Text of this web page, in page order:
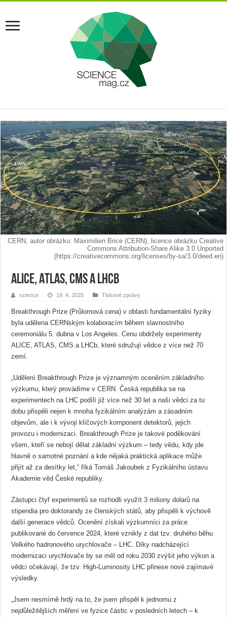
CERN, autor obrázku: Maximilien Brice (CERN), licence obrázku Creative
Commons Attribution-Share Alike 3.0 Unported
(https://creativecommons.org/licenses/by-sa/3.0/deed.en)
ALICE, ATLAS, CMS a LHCb
science 19. 4. 2025 Tiskové zprávy
Breakthrough Prize (Průlomová cena) v oblasti fundamentální fyziky
byla udělena CERNským kolaboracím během slavnostního
ceremoniálu 5. dubna v Los Angeles. Cenu obdržely experimenty
ALICE, ATLAS, CMS a LHCb, které sdružují vědce z více než 70
zemí.
„Udělení Breakthrough Prize je významným oceněním základního
výzkumu, který provádíme v CERN. Česká republika se na
experimentech na LHC podílí již více než 30 let a naši vědci za tu
dobu přispěli nejen k mnoha fyzikálním analýzám a zásadním
objevům, ale i k vývoji klíčových komponent detektorů, jejich
provozu i modernizaci. Breakthrough Prize je takové poděkování
všem, kteří se nebojí dělat základní výzkum – tedy vědu, kdy jde
hlavně o samotné poznání a kde nějaká praktická aplikace může
přijít až za desítky let,“ říká Tomáš Jakoubek z Fyzikálního ústavu
Akademie věd České republiky.
Zástupci čtyř experimentů se rozhodli využít 3 miliony dolarů na
stipendia pro doktorandy ze členských států, aby přispěli k výchově
další generace vědců. Ocenění získali výzkumníci za práce
publikované do července 2024, které vznikly z dat tzv. druhého běhu
Velkého hadronového urychlovače – LHC. Díky nadcházející
modernizaci urychlovače by se měl od roku 2030 zvýšit jeho výkon a
vědci očekávají, že tzv. High-Luminosity LHC přinese nové zajímavé
výsledky.
„Jsem nesmírně hrdý na to, že jsem přispěl k jednomu z
nejdůležitějších měření ve fyzice částic v posledních letech – k